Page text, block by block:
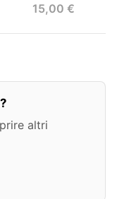
15,00 €
altri